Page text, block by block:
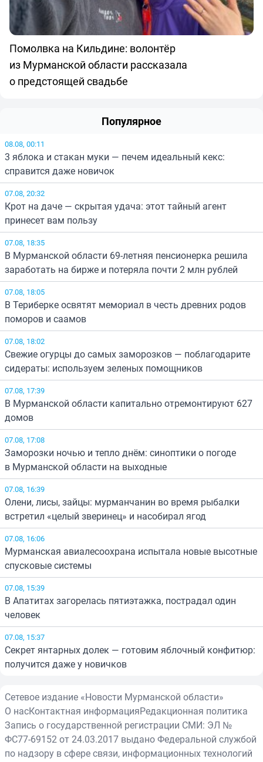
Помолвка на Кильдине: волонтёр
из Мурманской области рассказала
о предстоящей свадьбе
Популярное
08.08, 00:11
3 яблока и стакан муки — печем идеальный кекс:
справится даже новичок
07.08, 20:32
Крот на даче — скрытая удача: этот тайный агент
принесет вам пользу
07.08, 18:35
В Мурманской области 69-летняя пенсионерка решила
заработать на бирже и потеряла почти 2 млн рублей
07.08, 18:05
В Териберке освятят мемориал в честь древних родов
поморов и саамов
07.08, 18:02
Свежие огурцы до самых заморозков — поблагодарите
сидераты: используем зеленых помощников
07.08, 17:39
В Мурманской области капитально отремонтируют 627
домов
07.08, 17:08
Заморозки ночью и тепло днём: синоптики о погоде
в Мурманской области на выходные
07.08, 16:39
Олени, лисы, зайцы: мурманчанин во время рыбалки
встретил «целый зверинец» и насобирал ягод
07.08, 16:06
Мурманская авиалесоохрана испытала новые высотные
спусковые системы
07.08, 15:39
В Апатитах загорелась пятиэтажка, пострадал один
человек
07.08, 15:37
Секрет янтарных долек — готовим яблочный конфитюр:
получится даже у новичков
Сетевое издание «Новости Мурманской области»
О насКонтактная информацияРедакционная политика
Запись о государственной регистрации СМИ: ЭЛ №
ФС77-69152 от 24.03.2017 выдано Федеральной службой
по надзору в сфере связи, информационных технологий